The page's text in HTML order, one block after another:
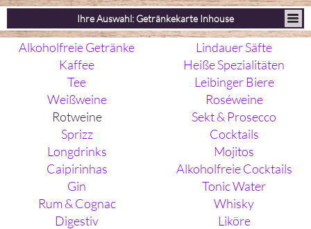
Ihre Auswahl: Getränkekarte Inhouse
Alkoholfreie Getränke
Lindauer Säfte
Kaffee
Heiße Spezialitäten
Tee
Leibinger Biere
Weißweine
Roséweine
Rotweine
Sekt & Prosecco
Sprizz
Cocktails
Longdrinks
Mojitos
Caipirinhas
Alkoholfreie Cocktails
Gin
Tonic Water
Rum & Cognac
Whisky
Digestiv
Liköre